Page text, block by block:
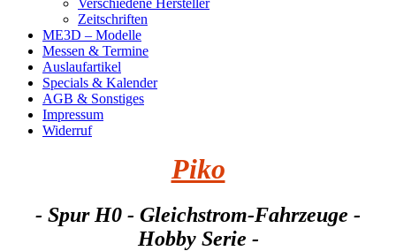
Verschiedene Hersteller
Zeitschriften
ME3D – Modelle
Messen & Termine
Auslaufartikel
Specials & Kalender
AGB & Sonstiges
Impressum
Widerruf
Piko
- Spur H0 - Gleichstrom-Fahrzeuge -
Hobby Serie -